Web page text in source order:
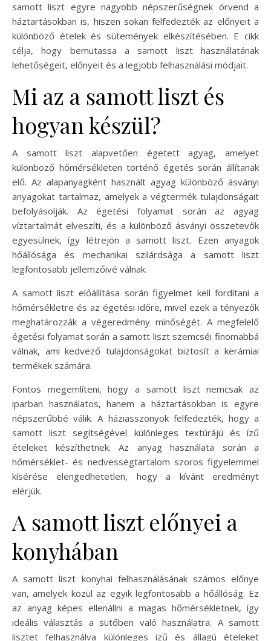
samott liszt egyre nagyobb népszerűségnek örvend a
háztartásokban is, hiszen sokan felfedezték az előnyeit a
különböző ételek és sütemények elkészítésében. E cikk
célja, hogy bemutassa a samott liszt használatának
lehetőségeit, előnyeit és a legjobb felhasználási módjait.
Mi az a samott liszt és
hogyan készül?
A samott liszt alapvetően égetett agyag, amelyet
különböző hőmérsékleten történő égetés során állítanak
elő. Az alapanyagként használt agyag különböző ásványi
anyagokat tartalmaz, amelyek a végtermék tulajdonságait
befolyásolják. Az égetési folyamat során az agyag
víztartalmát elveszíti, és a különböző ásványi összetevők
egyesülnek, így létrejön a samott liszt. Ezen anyagok
hőállósága és mechanikai szilárdsága a samott liszt
legfontosabb jellemzőivé válnak.
A samott liszt előállítása során figyelmet kell fordítani a
hőmérsékletre és az égetési időre, mivel ezek a tényezők
meghatározzák a végeredmény minőségét. A megfelelő
égetési folyamat során a samott liszt szemcséi finomabbá
válnak, ami kedvező tulajdonságokat biztosít a kerámiai
termékek számára.
Fontos megemlíteni, hogy a samott liszt nemcsak az
iparban használatos, hanem a háztartásokban is egyre
népszerűbbé válik. A háziasszonyok felfedezték, hogy a
samott liszt segítségével különleges textúrájú és ízű
ételeket készíthetnek. Az anyag használata során a
hőmérséklet- és nedvességtartalom szoros figyelemmel
kísérése elengedhetetlen, hogy a kívánt eredményt
elérjük.
A samott liszt előnyei a
konyhában
A samott liszt konyhai felhasználásának számos előnye
van, amelyek közül az egyik legfontosabb a hőállóság. Ez
az anyag képes ellenállni a magas hőmérsékletnek, így
ideális választás a sütőben való használatra. A samott
lisztet felhasználva különleges ízű és állagú ételeket